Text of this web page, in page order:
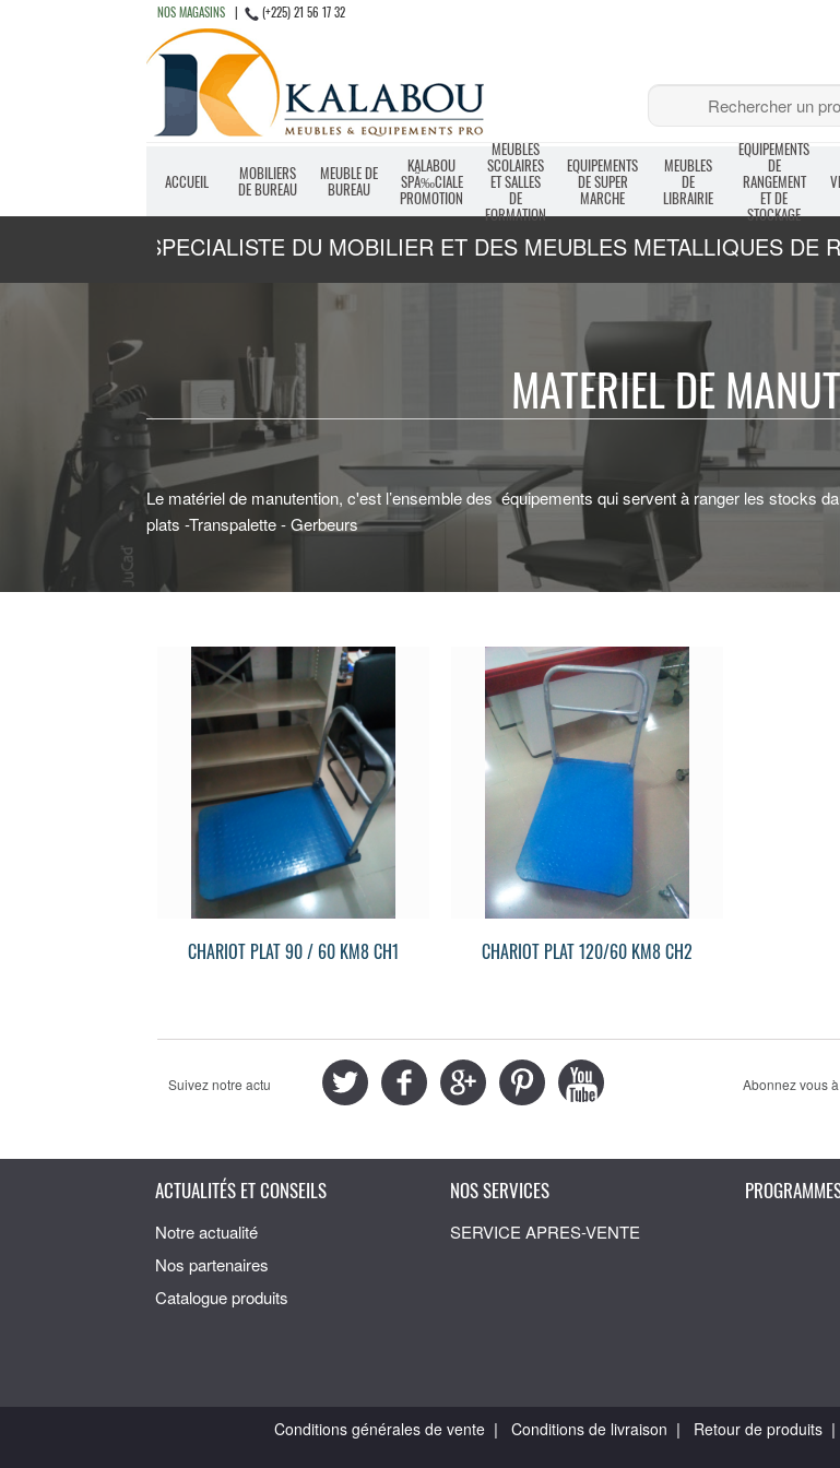
NOS MAGASINS | (+225) 21 56 17 32
ACCUEIL MOBILIERS
DE BUREAU
MEUBLE DE
BUREAU
KALABOU
SPÃ‰CIALE
PROMOTION
MEUBLES
SCOLAIRES
ET SALLES
DE
FORMATION
EQUIPEMENTS
DE SUPER
MARCHE
MEUBLES
DE
LIBRAIRIE
EQUIPEMENTS
DE
RANGEMENT
ET DE
STOCKAGE
LE SPECIALISTE DU MOBILIER ET DES MEUBLES METALLIQUES
MATERIEL DE
Le matériel de manutention, c'est l’ensemble des équipements qui servent à ranger les stocks
plats -Transpalette - Gerbeurs
CHARIOT PLAT 90 / 60 KM8 CH1
VOIR LES PRODUITS
CHARIOT PLAT 120/60 KM8 CH2
Suivez notre actu Abonnez vous
ACTUALITÉS ET CONSEILS
Notre actualité
Nos partenaires
Catalogue produits
NOS SERVICES
SERVICE APRES-VENTE
Conditions générales de vente| Conditions de livraison | Retour de produits|